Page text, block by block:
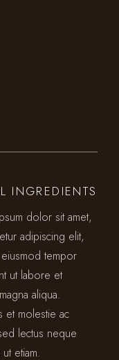
INGREDIENTS
dolor sit amet,
adipiscing elit,
tempor
ut labore et
aliqua.
et molestie ac
lectus neque
etiam.